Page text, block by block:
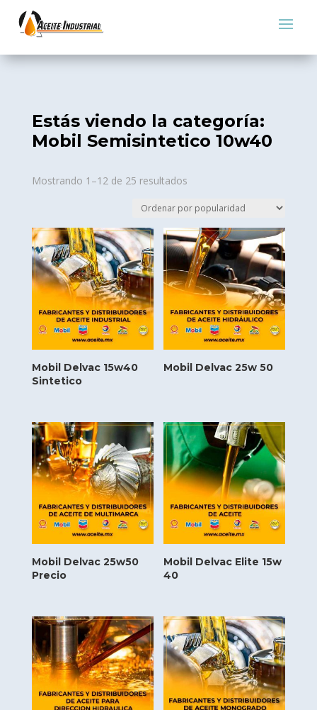
Estás viendo la categoría:
Mobil Semisintetico 10w40
Mostrando 1–12 de 25 resultadosSorted
popularity
Mobil Delvac 15w40
Sintetico
Mobil Delvac 25w 50
Mobil Delvac 25w50
Precio
Mobil Delvac Elite 15w
40